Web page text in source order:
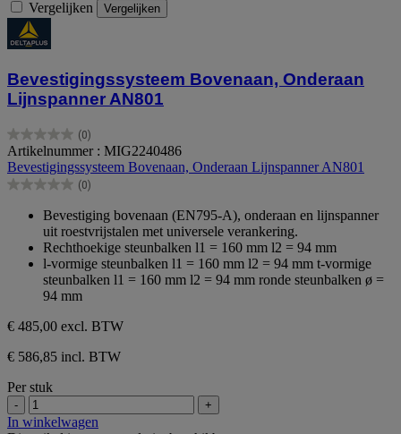
Vergelijken Vergelijken
Bevestigingssysteem Bovenaan, Onderaan
Lijnspanner AN801
(0)
0.0
van
de
5
Artikelnummer : MIG2240486
Bevestigingssysteem Bovenaan, Onderaan Lijnspanner AN801
(0)
0.0
sterren.
Bevestiging bovenaan (EN795-A), onderaan en lijnspanner
uit roestvrijstalen met universele verankering.
Rechthoekige steunbalken l1 = 160 mm l2 = 94 mm
l-vormige steunbalken l1 = 160 mm l2 = 94 mm t-vormige
steunbalken l1 = 160 mm l2 = 94 mm ronde steunbalken ø =
94 mm
€ 485,00 excl. BTW
€ 586,85 incl. BTW
Per stuk
- +
In winkelwagen